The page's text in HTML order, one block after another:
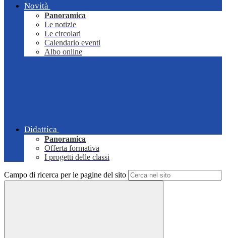
Novità
Panoramica
Le notizie
Le circolari
Calendario eventi
Albo online
Didattica
Panoramica
Offerta formativa
I progetti delle classi
Campo di ricerca per le pagine del sito